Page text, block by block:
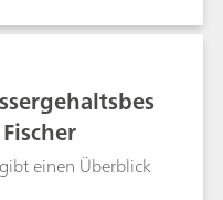
werden mit
unter
einen Überblick